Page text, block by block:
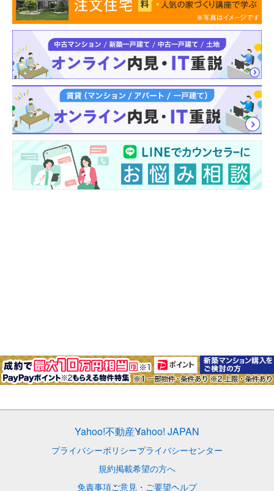
Yahoo!不動産Yahoo! JAPAN
プライバシーポリシープライバシーセンター
規約掲載希望の方へ
免責事項ご意見・ご要望ヘルプ